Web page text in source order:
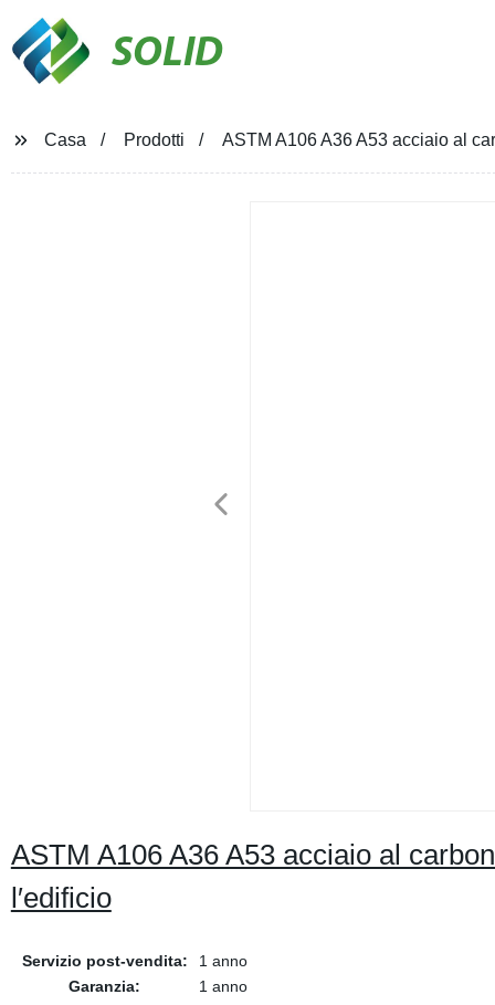
SOLID
Casa Prodotti ASTM A106 A36 A53 acciaio al
ASTM A106 A36 A53 acciaio al
l′edificio
Servizio post-vendita:
1 anno
Garanzia:
1 anno